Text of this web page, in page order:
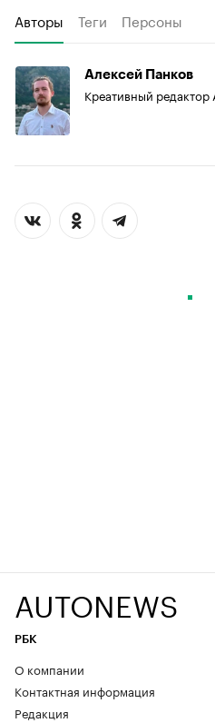
Авторы Теги Персоны
Алексей Панков
Креативный
AUTONEWS
РБК
О компании
Контактная информация
Редакция